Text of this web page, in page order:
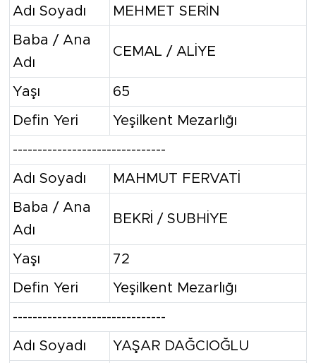
Adı Soyadı MEHMET SERİN
Baba / Ana
Adı
CEMAL / ALİYE
Yaşı 65
Defin Yeri Yeşilkent Mezarlığı
-------------------------------
Adı Soyadı MAHMUT FERVATİ
Baba / Ana
Adı
BEKRİ / SUBHİYE
Yaşı 72
Defin Yeri Yeşilkent Mezarlığı
-------------------------------
Adı Soyadı YAŞAR DAĞCIOĞLU